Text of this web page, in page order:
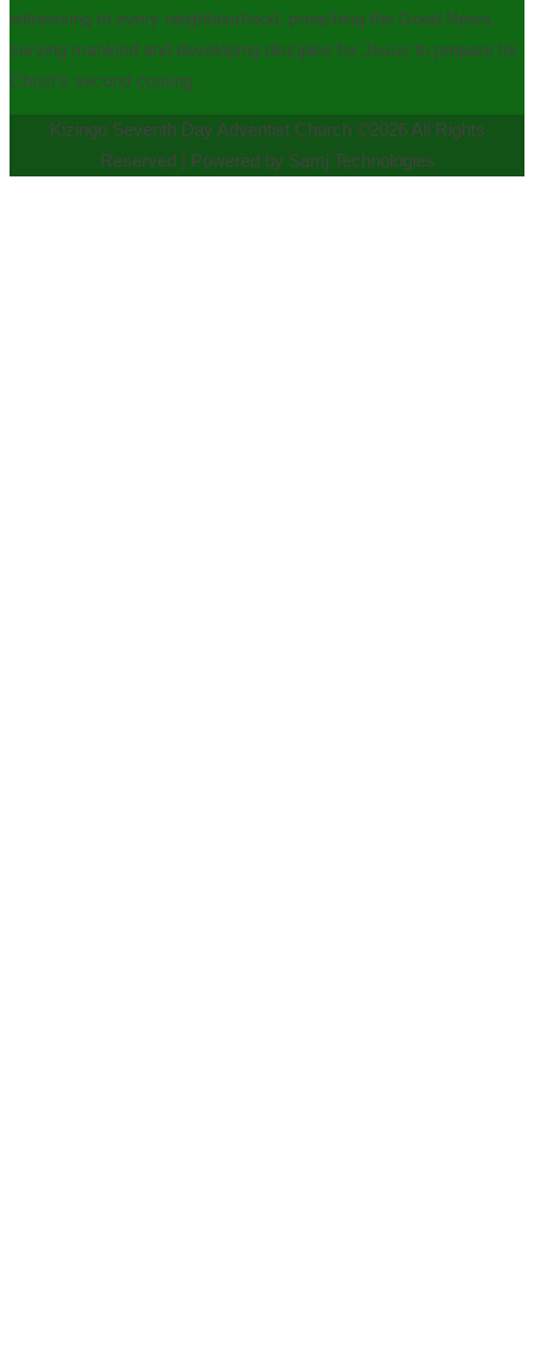
witnessing to every neighbourhood, preaching the Good News,
serving mankind and developing disciples for Jesus to prepare for
Christ’s second coming
Kizingo Seventh Day Adventist Church ©2026 All Rights
Reserved | Powered by Samj Technologies